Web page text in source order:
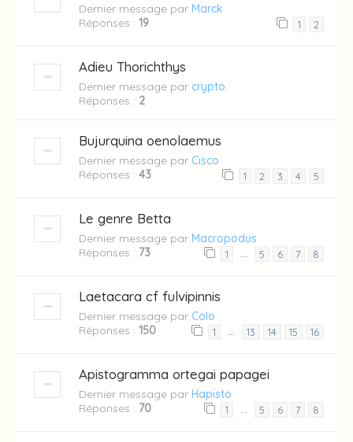
Dernier message par Marck
Réponses : 19 1 2
Adieu Thorichthys
Dernier message par crypto
Réponses : 2
Bujurquina oenolaemus
Dernier message par Cisco
Réponses : 43 1 2 3 4 5
Le genre Betta
Dernier message par Macropodus
Réponses : 73 1 … 5 6 7 8
Laetacara cf fulvipinnis
Dernier message par Colo
Réponses : 150 1 … 13 14 15 16
Apistogramma ortegai papagei
Dernier message par Hapisto
Réponses : 70 1 … 5 6 7 8